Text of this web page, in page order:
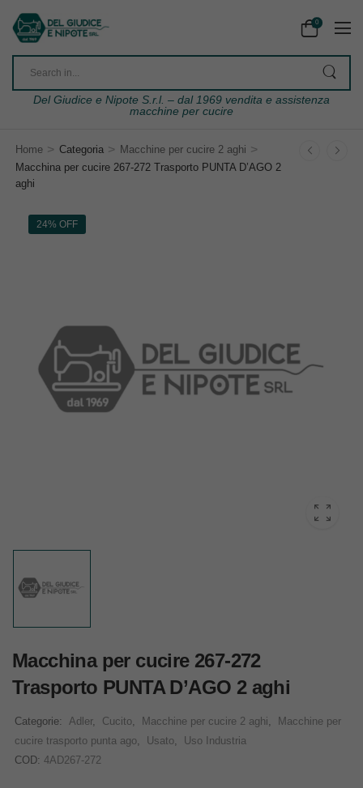
0
Del Giudice e Nipote S.r.l. – dal 1969 vendita e assistenza
macchine per cucire
Home > Categoria > Macchine per cucire 2 aghi >
Macchina per cucire 267-272 Trasporto PUNTA D’AGO 2
aghi
24% OFF
Macchina per cucire 267-272
Trasporto PUNTA D’AGO 2 aghi
Categorie: Adler, Cucito, Macchine per cucire 2 aghi,
Macchine per
cucire trasporto punta ago, Usato,
Uso Industria
COD: 4AD267-272